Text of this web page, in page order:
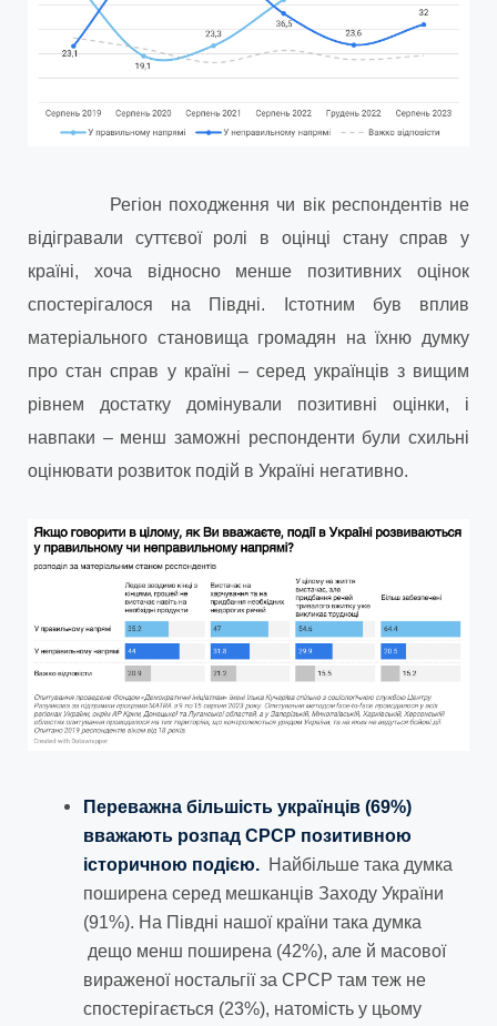
Регіон походження чи вік респондентів не
відігравали суттєвої ролі в оцінці стану справ у
країні, хоча відносно менше позитивних оцінок
спостерігалося на Півдні. Істотним був вплив
матеріального становища громадян на їхню думку
про стан справ у країні – серед українців з вищим
рівнем достатку домінували позитивні оцінки, і
навпаки – менш заможні респонденти були схильні
оцінювати розвиток подій в Україні негативно.
Переважна більшість українців (69%)
вважають розпад СРСР позитивною
історичною подією. Найбільше така думка
поширена серед мешканців Заходу України
(91%). На Півдні нашої країни така думка
дещо менш поширена (42%), але й масової
вираженої ностальгії за СРСР там теж не
спостерігається (23%), натомість у цьому